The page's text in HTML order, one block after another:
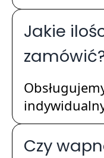
Jakie
Czy